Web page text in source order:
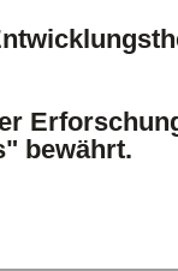
bewährt.